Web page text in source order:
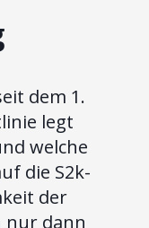
dem 1.
legt
welche
die S2k-
der
nur dann